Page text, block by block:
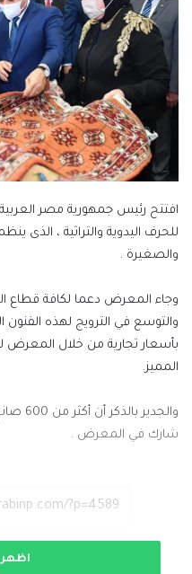
افتتح رئيس جمهورية مصر
للحرف اليدوية والتراثية ، الذى
والصغيرة .
وجاء المعرض دعما لكافة قطاع
والتوسع في الترويج لهذه الفنون
بأسعار تجارية من خلال المعرض
المميز.
شارك في المعرض .
اظهر